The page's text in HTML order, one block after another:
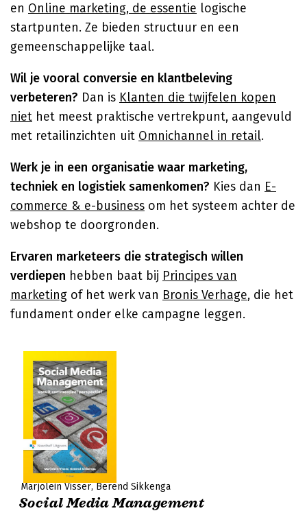
en Online marketing, de essentie logische
startpunten. Ze bieden structuur en een
gemeenschappelijke taal.
Wil je vooral conversie en klantbeleving
verbeteren? Dan is Klanten die twijfelen kopen
niet het meest praktische vertrekpunt, aangevuld
met retailinzichten uit Omnichannel in retail.
Werk je in een organisatie waar marketing,
techniek en logistiek samenkomen? Kies dan E-
commerce & e-business om het systeem achter de
webshop te doorgronden.
Ervaren marketeers die strategisch willen
verdiepen hebben baat bij Principes van
marketing of het werk van Bronis Verhage, die het
fundament onder elke campagne leggen.
Marjolein Visser Berend Sikkenga
Social Media Management